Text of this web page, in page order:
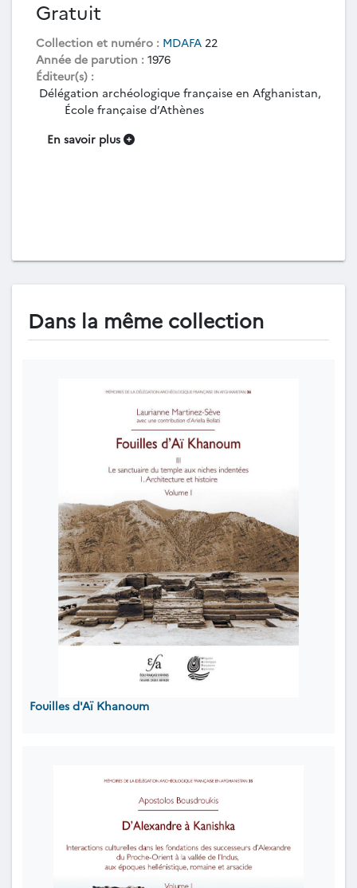
Gratuit
Collection et numéro : MDAFA 22
Année de parution : 1976
Éditeur(s) :
Délégation archéologique française en Afghanistan,
École française d’Athènes
En savoir plus
Dans la même collection
Fouilles d'Aï Khanoum